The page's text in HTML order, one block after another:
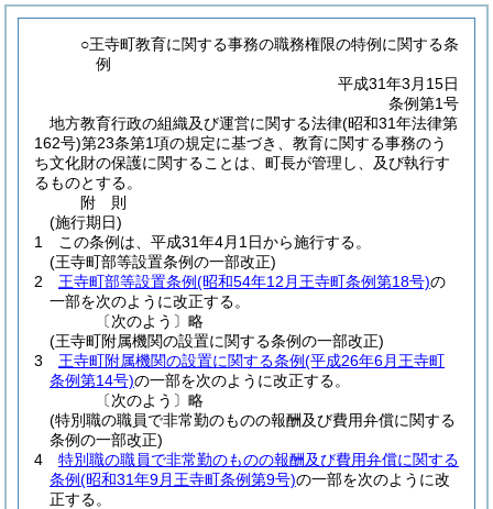
○王寺町教育に関する事務の職務権限の特例に関する条
例
平成31年3月15日
条例第1号
地方教育行政の組織及び運営に関する法律(昭和31年法律第
162号)第23条第1項の規定に基づき、教育に関する事務のう
ち文化財の保護に関することは、町長が管理し、及び執行す
るものとする。
附 則
(施行期日)
1
この条例は、平成31年4月1日から施行する。
(王寺町部等設置条例の一部改正)
2
王寺町部等設置条例(昭和54年12月王寺町条例第18号)の
一部を次のように改正する。
〔次のよう〕略
(王寺町附属機関の設置に関する条例の一部改正)
3
王寺町附属機関の設置に関する条例(平成26年6月王寺町
条例第14号)の一部を次のように改正する。
〔次のよう〕略
(特別職の職員で非常勤のものの報酬及び費用弁償に関する
条例の一部改正)
4
特別職の職員で非常勤のものの報酬及び費用弁償に関する
条例(昭和31年9月王寺町条例第9号)の一部を次のように改
正する。